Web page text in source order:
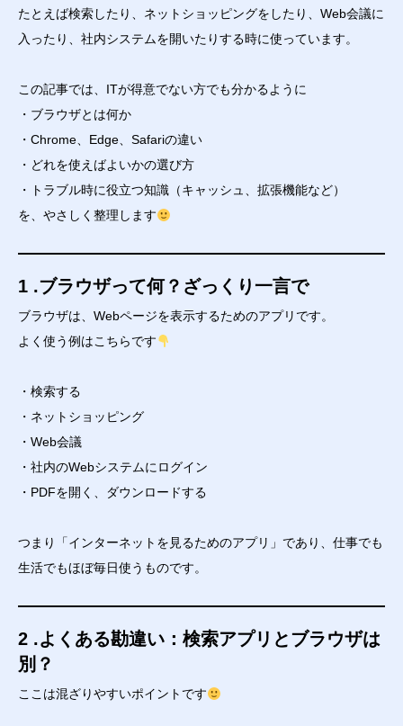
たとえば検索したり、ネットショッピングをしたり、Web会議に
入ったり、社内システムを開いたりする時に使っています。
この記事では、ITが得意でない方でも分かるように
・ブラウザとは何か
・Chrome、Edge、Safariの違い
・どれを使えばよいかの選び方
・トラブル時に役立つ知識（キャッシュ、拡張機能など）
を、やさしく整理します
1 .ブラウザって何？ざっくり一言で
ブラウザは、Webページを表示するためのアプリです。
よく使う例はこちらです
・検索する
・ネットショッピング
・Web会議
・社内のWebシステムにログイン
・PDFを開く、ダウンロードする
つまり「インターネットを見るためのアプリ」であり、仕事でも
生活でもほぼ毎日使うものです。
2 .よくある勘違い：検索アプリとブラウザは
別？
ここは混ざりやすいポイントです